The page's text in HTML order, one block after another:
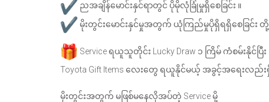
ညအချိန်မောင်းနှင်ရာတွင် ပိုမိုလုံခြုံမှုရှိစေခြင်း ။
မိုးတွင်းမောင်းနှင်မှုအတွက် ယုံကြည်မှုပိုရှိရရှိစေခြင်း တို့
Service ရယူသူတိုင်း Lucky Draw ၁ ကြိမ် ကံစမ်းနိုင်ပြီး
Toyota Gift Items လေးတွေ ရယူနိုင်မယ့် အခွင့်အရေးလည်
မိုးတွင်းအတွက် မဖြစ်မနေလိုအပ်တဲ့ Service မို့